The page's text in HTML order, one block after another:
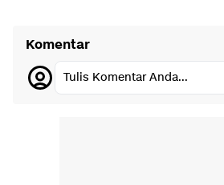
Komentar
Tulis Komentar Anda...